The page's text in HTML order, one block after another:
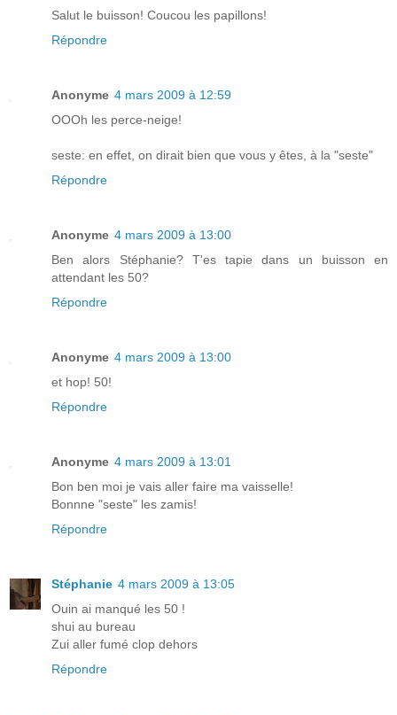
Salut le buisson! Coucou les papillons!
Répondre
Anonyme 4 mars 2009 à 12:59
OOOh les perce-neige!
seste: en effet, on dirait bien que vous y êtes, à la "seste"
Répondre
Anonyme 4 mars 2009 à 13:00
Ben alors Stéphanie? T'es tapie dans un buisson en
attendant les 50?
Répondre
Anonyme 4 mars 2009 à 13:00
et hop! 50!
Répondre
Anonyme 4 mars 2009 à 13:01
Bon ben moi je vais aller faire ma vaisselle!
Bonnne "seste" les zamis!
Répondre
Stéphanie 4 mars 2009 à 13:05
Ouin ai manqué les 50 !
shui au bureau
Zui aller fumé clop dehors
Répondre